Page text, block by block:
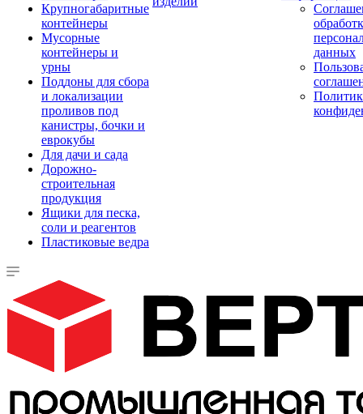
Крупногабаритные
контейнеры
Мусорные
контейнеры и
урны
Поддоны для сбора
и локализации
проливов под
канистры, бочки и
еврокубы
Для дачи и сада
Дорожно-
строительная
продукция
Ящики для песка,
соли и реагентов
Пластиковые ведра
данных